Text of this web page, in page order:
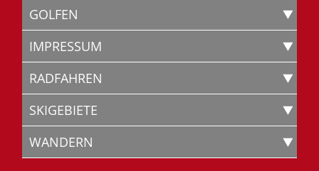
GOLFEN
IMPRESSUM
RADFAHREN
SKIGEBIETE
WANDERN